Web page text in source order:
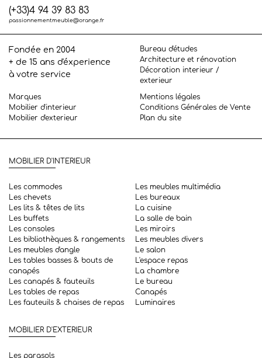
(+33)4 94 39 83 83
passionnementmeuble@orange.fr
Fondée en 2004
+ de 15 ans d'éxperience
à votre service
Bureau d'études
Architecture et rénovation
Décoration interieur /
exterieur
Marques
Mobilier d'interieur
Mobilier d'exterieur
Mentions légales
Conditions Générales de Vente
Plan du site
MOBILIER D'INTERIEUR
Les commodes
Les chevets
Les lits & têtes de lits
Les buffets
Les consoles
Les bibliothèques & rangements
Les meubles d'angle
Les tables basses & bouts de
canapés
Les canapés & fauteuils
Les tables de repas
Les fauteuils & chaises de repas
Les meubles multimédia
Les bureaux
La cuisine
La salle de bain
Les miroirs
Les meubles divers
Le salon
L'espace repas
La chambre
Le bureau
Canapés
Luminaires
MOBILIER D'EXTERIEUR
Les parasols